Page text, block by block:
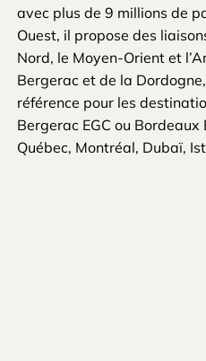
avec plus de 9 millions de
Ouest, il propose des
Nord, le Moyen-Orient et
Bergerac et de la
référence pour les
Bergerac EGC ou
Québec, Montréal, Dubaï,